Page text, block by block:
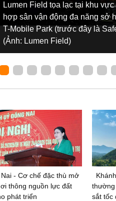
Lumen Field tọa lạc tại khu
hợp sân vận động đa năng sở
T-Mobile Park (trước đây là
(Ảnh: Lumen Field)
- Cơ chế đặc thù mở
thông nguồn lực đất
phát triển
thường
sắt tốc